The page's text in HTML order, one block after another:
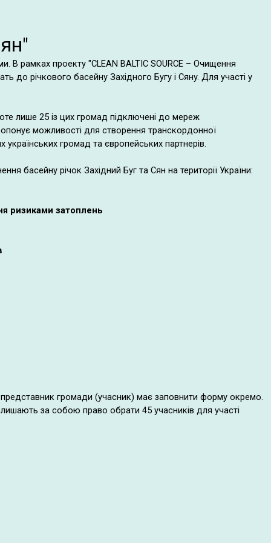
В рамках проекту "CLEAN BALTIC SOURCE – Очищення
до річкового басейну Західного Бугу і Сяну. Для участі у
лише 25 із цих громад підключені до мереж
можливості для створення транскордонної
українських громад та європейських партнерів.
басейну річок Західний Буг та Сян на території України:
ризиками затоплень
громади (учасник) має заповнити форму окремо.
за собою право обрати 45 учасників для участі